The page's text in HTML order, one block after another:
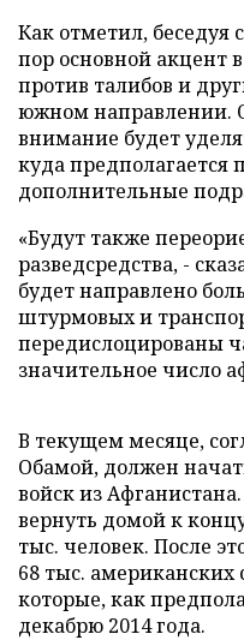
Как отметил, беседуя
пор основной акцент
против талибов и
южном направлении.
внимание будет
куда предполагается
дополнительные
«Будут также
разведсредства, -
будет направлено
штурмовых и
передислоцированы
значительное число
В текущем месяце,
Обамой, должен
войск из
вернуть домой к
тыс. человек. После
68 тыс. американских
которые, как
декабрю 2014 года.